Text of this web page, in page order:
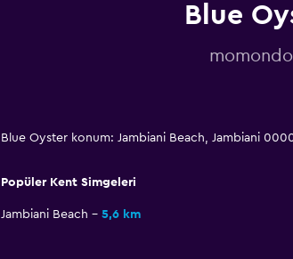
Park ve ulaşım
Blue
Blue Oyster konum: Jambiani Beach, Jambiani
Popüler Kent Simgeleri
Jambiani Beach 5,6 km